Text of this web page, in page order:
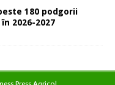
180 podgorii
2026-2027